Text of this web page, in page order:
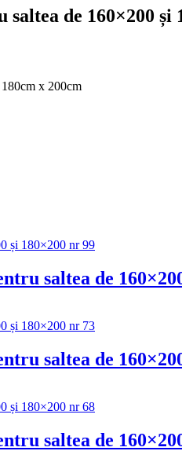
de 160×200 și
x 200cm
saltea de
saltea de
saltea de